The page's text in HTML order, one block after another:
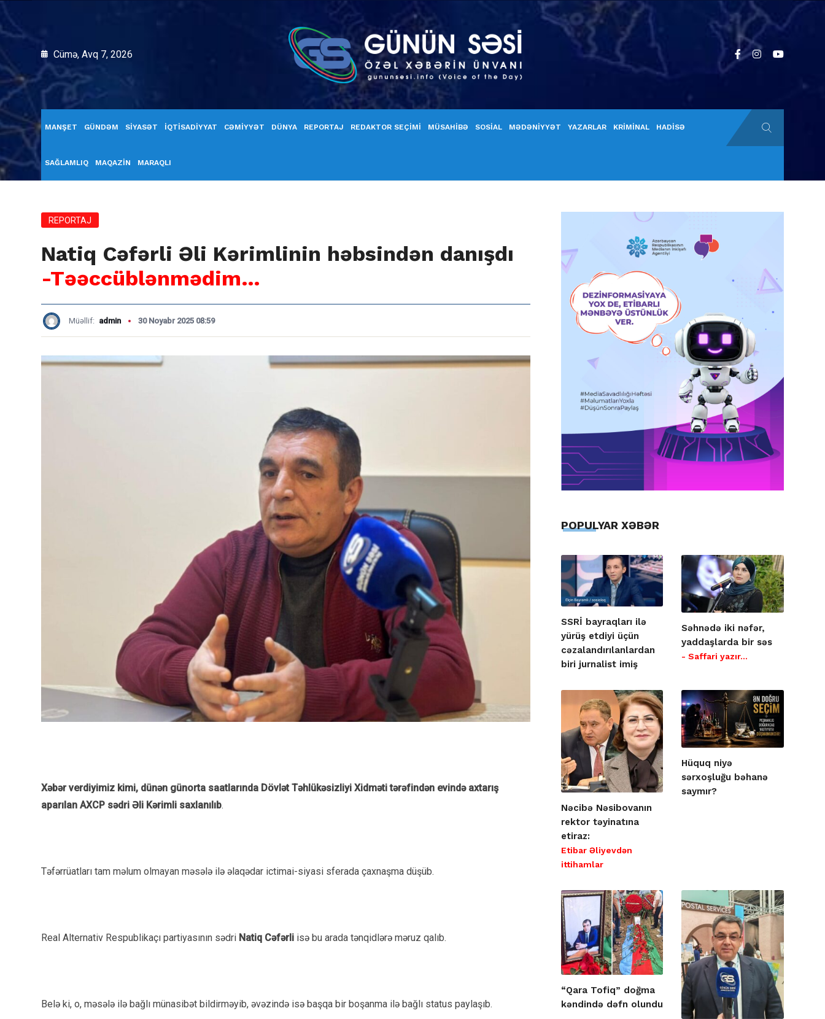
Cümə, Avq 7, 2026
MANŞET GÜNDƏM SİYASƏT İQTİSADİYYAT CƏMİYYƏT DÜNYA REPORTAJ REDAKTOR SEÇİMİ MÜSAHİBƏ SOSİAL MƏDƏNİYYƏT YAZARLAR KRİMİNAL HADİSƏ
SAĞLAMLIQ MAQAZİN MARAQLI
REPORTAJ
Natiq Cəfərli Əli Kərimlinin həbsindən danışdı
-Təəccüblənmədim…
Müəllif: admin 30 Noyabr 2025 08:59
Xəbər verdiyimiz kimi, dünən günorta saatlarında Dövlət Təhlükəsizliyi Xidməti tərəfindən evində axtarış
aparılan AXCP sədri Əli Kərimli saxlanılıb.
Təfərrüatları tam məlum olmayan məsələ ilə əlaqədar ictimai-siyasi sferada çaxnaşma düşüb.
Real Alternativ Respublikaçı partiyasının sədri Natiq Cəfərli isə bu arada tənqidlərə məruz qalıb.
Belə ki, o, məsələ ilə bağlı münasibət bildirməyib, əvəzində isə başqa bir boşanma ilə bağlı status paylaşıb.
POPULYAR XƏBƏR
SSRİ bayraqları ilə
yürüş etdiyi üçün
cəzalandırılanlardan
biri jurnalist imiş
Səhnədə iki nəfər,
yaddaşlarda bir səs
- Saffari yazır…
Nəcibə Nəsibovanın
rektor təyinatına
etiraz:
Etibar Əliyevdən
ittihamlar
Hüquq niyə
sərxoşluğu bəhanə
saymır?
“Qara Tofiq” doğma
kəndində dəfn olundu